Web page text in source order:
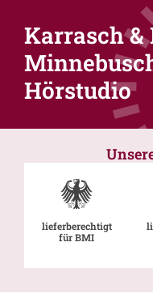
Karrasch &
Hörstudio
lieferberechtigt
für BMI